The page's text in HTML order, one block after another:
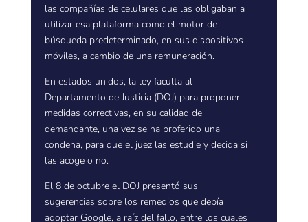
las compañías de celulares que las obligaban a
utilizar esa plataforma como el motor de
búsqueda predeterminado, en sus dispositivos
móviles, a cambio de una remuneración.
En estados unidos, la ley faculta al
Departamento de Justicia (DOJ) para proponer
medidas correctivas, en su calidad de
demandante, una vez se ha proferido una
condena, para que el juez las estudie y decida si
las acoge o no.
El 8 de octubre el DOJ presentó sus
sugerencias sobre los remedios que debía
adoptar Google, a raíz del fallo, entre los cuales